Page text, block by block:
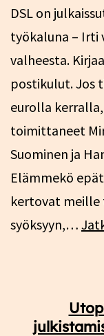
DSL on
työkaluna – Irti
valheesta.
postikulut. Jos
eurolla
toimittaneet
Suominen ja
Elämmekö
kertovat meille
syöksyyn,…